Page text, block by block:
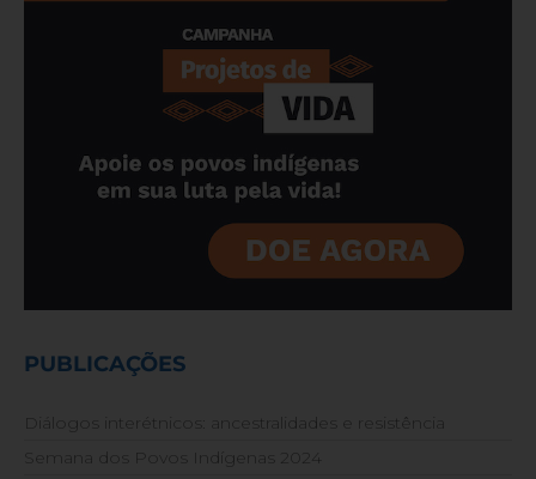
PUBLICAÇÕES
Diálogos interétnicos: ancestralidades e resistência
Semana dos Povos Indígenas 2024